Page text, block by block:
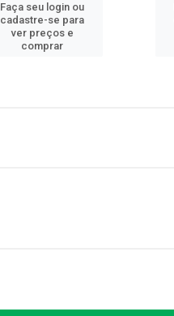
Faça seu login ou
cadastre-se para
ver preços e
comprar